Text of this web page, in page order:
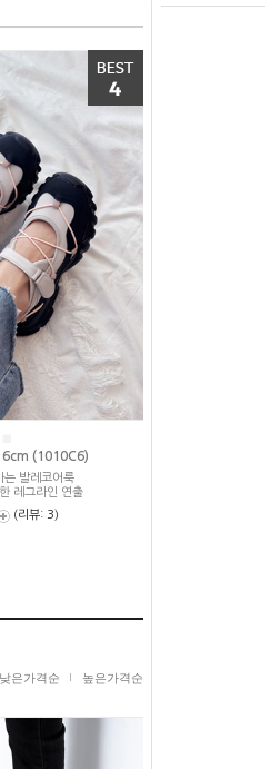
6cm (1010C6)
는 발레코어룩
레그라인 연출
(리뷰: 3)
낮은가격순 높은가격순